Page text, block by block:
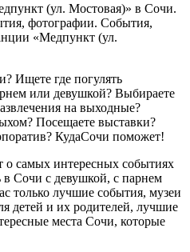
(ул. Мостовая)» в Сочи.
фотографии. События,
«Медпункт (ул.
Ищете где погулять
или девушкой? Выбираете
на выходные?
Посещаете выставки?
КудаСочи поможет!
самых интересных событиях
Сочи с девушкой, с парнем
только лучшие события, музеи
детей и их родителей, лучшие
места Сочи, которые